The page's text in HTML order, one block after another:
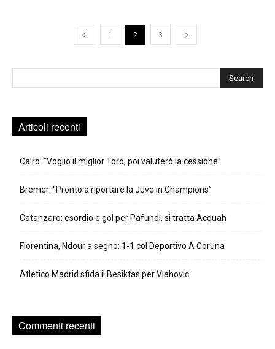
1 2 3
Articoli recenti
Cairo: “Voglio il miglior Toro, poi valuterò la cessione”
Bremer: “Pronto a riportare la Juve in Champions”
Catanzaro: esordio e gol per Pafundi, si tratta Acquah
Fiorentina, Ndour a segno: 1-1 col Deportivo A Coruna
Atletico Madrid sfida il Besiktas per Vlahovic
Commenti recenti